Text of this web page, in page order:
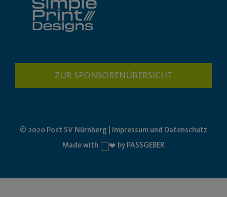
ZUR SPONSORENÜBERSICHT
© 2020 Post SV Nürnberg | Impressum und Datenschutz
Made with
by PASSGEBER